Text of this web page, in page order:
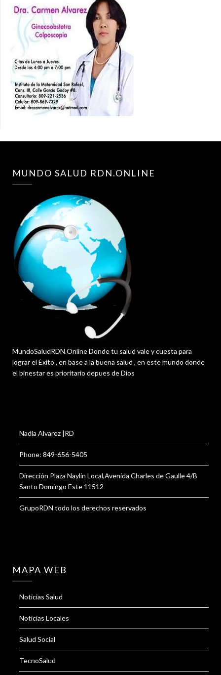
MUNDO SALUD RDN.ONLINE
MundoSaludRDN.Online Donde tu salud vale y cuesta para
lograr el Éxito , en base a la buena salud , en este mundo donde
el binestar es prioritario depues de Dios
Nadia Alvarez |RD
Phone: 849-656-5405
Dirección Plaza Naylin Local,Avenida Charles de Gaulle 4/B
Santo Domingo Este 11512
GrupoRDN todo los derechos reservados
MAPA WEB
Noticias Salud
Noticias Locales
Salud Social
TecnoSalud